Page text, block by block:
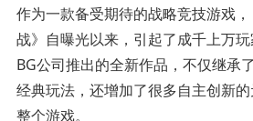
作为一款备受期待的战略竞技游戏
战》自曝光以来，引起了成千上万
BG公司推出的全新作品，不仅继承
经典玩法，还增加了很多自主创新
整个游戏。